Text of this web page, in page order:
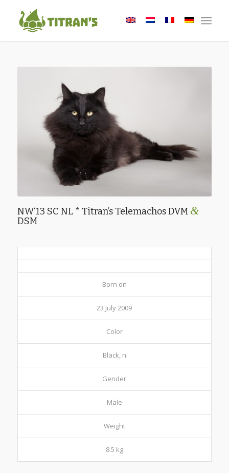
NW‘13 SC NL * Titran’s Telemachos DVM &
DSM
Born on
23 July 2009
Color
Black, n
Gender
Male
Weight
8.5 kg